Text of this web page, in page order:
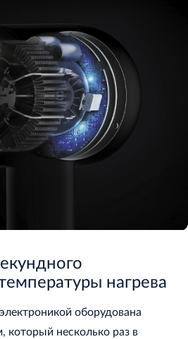
нагрева
оборудована
несколько раз в